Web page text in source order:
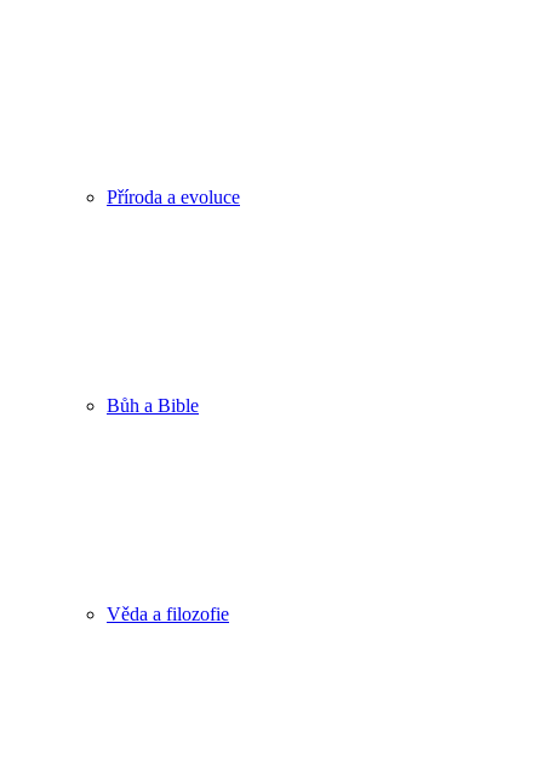
Příroda a evoluce
Bůh a Bible
Věda a filozofie